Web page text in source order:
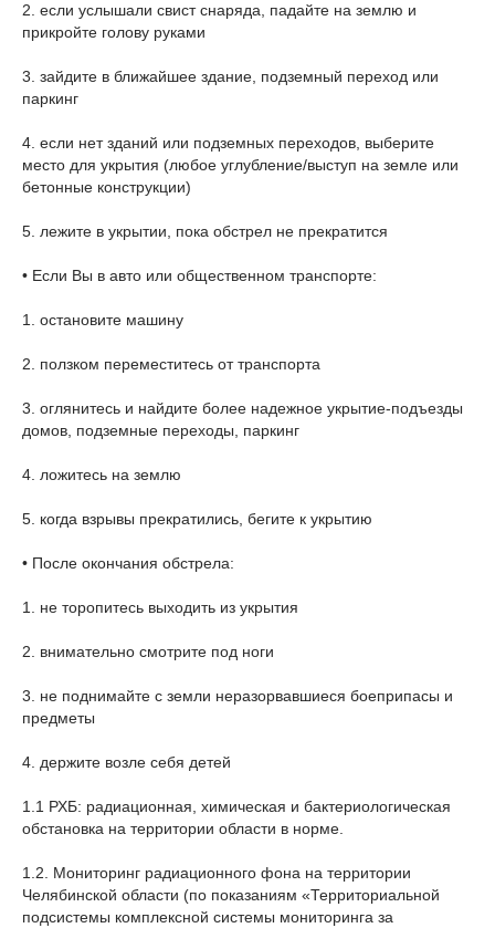
2. если услышали свист снаряда, падайте на землю и
прикройте голову руками
3. зайдите в ближайшее здание, подземный переход или
паркинг
4. если нет зданий или подземных переходов, выберите
место для укрытия (любое углубление/выступ на земле или
бетонные конструкции)
5. лежите в укрытии, пока обстрел не прекратится
• Если Вы в авто или общественном транспорте:
1. остановите машину
2. ползком переместитесь от транспорта
3. оглянитесь и найдите более надежное укрытие-подъезды
домов, подземные переходы, паркинг
4. ложитесь на землю
5. когда взрывы прекратились, бегите к укрытию
• После окончания обстрела:
1. не торопитесь выходить из укрытия
2. внимательно смотрите под ноги
3. не поднимайте с земли неразорвавшиеся боеприпасы и
предметы
4. держите возле себя детей
1.1 РХБ: радиационная, химическая и бактериологическая
обстановка на территории области в норме.
1.2. Мониторинг радиационного фона на территории
Челябинской области (по показаниям «Территориальной
подсистемы комплексной системы мониторинга за